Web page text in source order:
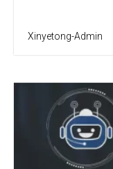
Xinyetong-Admin